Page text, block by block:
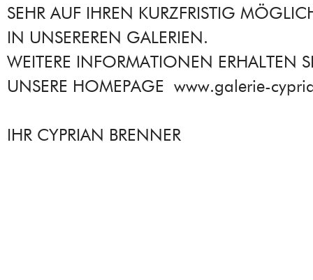
SEHR AUF IHREN KURZFRISTIG
IN UNSEREREN GALERIEN.
WEITERE INFORMATIONEN ERHALTEN
UNSERE HOMEPAGE www.galerie-
IHR CYPRIAN BRENNER